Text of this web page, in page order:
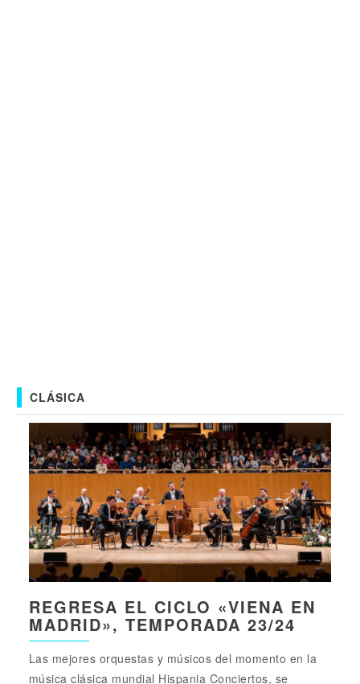
CLÁSICA
REGRESA EL CICLO «VIENA EN
MADRID», TEMPORADA 23/24
Las mejores orquestas y músicos del momento en la
música clásica mundial Hispania Conciertos, se